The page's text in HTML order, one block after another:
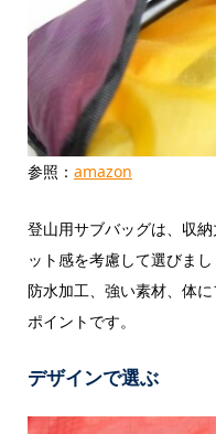
参照： amazon
登山用サブバッグは、収
ット感を考慮して選びま
防水加工、強い素材、体
ポイントです。
デザインで選ぶ